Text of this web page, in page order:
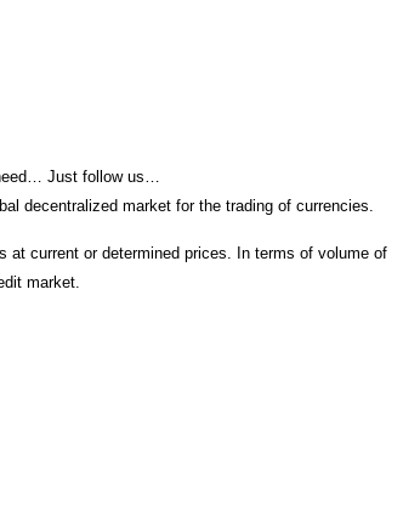
Just follow us…
decentralized market for the trading of currencies.
current or determined prices. In terms of volume of
market.